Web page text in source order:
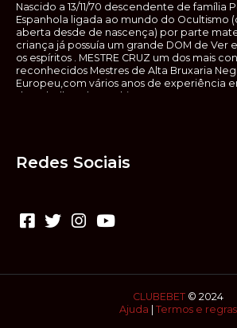
Nascido a 13/11/70 descendente de família
Espanhola ligada ao mundo do Ocultismo
aberta desde de nascença) por parte
criança já possuía um grande DOM de Ver
os espíritos . MESTRE CRUZ um dos mais
reconhecidos Mestres de Alta Bruxaria
Europeu,com vários anos de experiência
de trabalhos de Ocultismo. Escreveu os
não o faça sem precauções e sem possuir a
poderão causar danos. Consultai por isso
(médium) conhecedor, quando se trata de
Redes Sociais
CLUBEBET © 2024
Ajuda
Termos e regras